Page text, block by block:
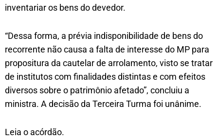
inventariar os bens do devedor.
“Dessa forma, a prévia indisponibilidade de bens do
recorrente não causa a falta de interesse do MP para
propositura da cautelar de arrolamento, visto se tratar
de institutos com finalidades distintas e com efeitos
diversos sobre o patrimônio afetado”, concluiu a
ministra. A decisão da Terceira Turma foi unânime.
Leia o acórdão.